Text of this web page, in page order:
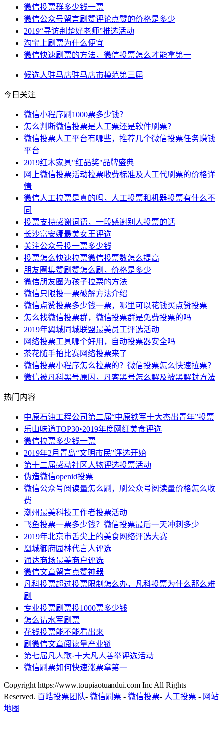
微信投票群多少钱一票
微信公众号留言刷赞评论点赞的价格是多少
2019“寻访荆楚好老师”推选活动
淘宝上刷票为什么便宜
微信快速刷票的方法，微信投票怎么才能拿第一
候选人驻马店驻马店市模范第三届
今日关注
微信小程序刷1000票多少钱？
怎么判断微信投票是人工票还是软件刷票？
微信投票人工平台有哪些，推荐几个微信投票任务赚钱
平台
2019红木家具"红品奖"品牌盛典
网上微信投票活动拉票收费标准及人工代刷票的价格详
情
微信人工拉票是真的吗，人工投票和机器投票有什么不
同
投票支持感谢词语，一段感谢别人投票的话
长沙富安娜最美女王评选
关注公众号投一票多少钱
投票怎么快速拉票微信投票数怎么提高
朋友圈集赞刷赞怎么刷，价格是多少
微信朋友圈为孩子拉票的方法
微信只限投一票破解方法介绍
微信点赞投票多少钱一票，哪里可以花钱买点赞投票
怎么找微信投票群，微信投票群是免费投票的吗
2019年翼城同城联盟最美员工评选活动
网络投票工具哪个好用，自动投票器安全吗
茶花随手拍比赛网络投票来了
微信投票小程序怎么拉票的？微信投票怎么快速拉票？
微信被凡科黑号原因，凡客黑号怎么解及被黑解封方法
热门内容
中原石油工程公司第二届“中原铁军十大杰出青年”投票
乐山味道TOP30•2019年度网红美食评选
微信拉票多少钱一票
2019年2月青岛“文明市民”评选开始
第十二届感动社区人物评选投票活动
伪造微信openid投票
微信公众号阅读量怎么刷，刷公众号阅读量价格怎么收
费
潮州最美科技工作者投票活动
飞鱼投票一票多少钱？微信投票最后一天冲刺多少
2019年北京市舌尖上的美食网络评选大赛
凰城御府园林代言人评选
通达商场最美商户评选
微信文章留言点赞神器
凡科投票超过投票限制怎么办，凡科投票为什么那么难
刷
专业投票刷票投1000票多少钱
怎么请水军刷票
花钱投票能不能看出来
刷微信文章阅读量产业链
第七届凡人歌·十大凡人善举评选活动
微信刷票如何快速涨票拿第一
Copyright https://www.toupiaotuandui.com Inc All Rights
Reserved. 百皓投票团队- 微信刷票 - 微信投票- 人工投票 - 网站
地图